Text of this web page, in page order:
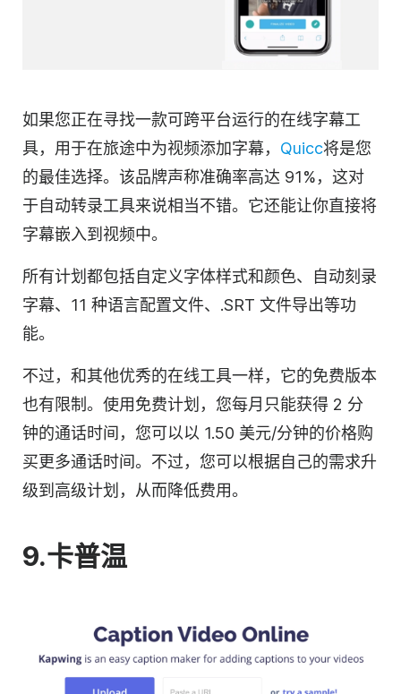
如果您正在寻找一款可跨平台运行的在线字幕工
具，用于在旅途中为视频添加字幕， Quicc将是您
的最佳选择。该品牌声称准确率高达 91%，这对
于自动转录工具来说相当不错。它还能让你直接将
字幕嵌入到视频中。
所有计划都包括自定义字体样式和颜色、自动刻录
字幕、11 种语言配置文件、.SRT 文件导出等功
能。
不过，和其他优秀的在线工具一样，它的免费版本
也有限制。使用免费计划，您每月只能获得 2 分
钟的通话时间，您可以以 1.50 美元/分钟的价格购
买更多通话时间。不过，您可以根据自己的需求升
级到高级计划，从而降低费用。
9.卡普温